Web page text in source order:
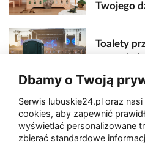
Twojego
Toalety
sceny,
Dbamy o Twoją
Serwis lubuskie24.pl oraz
cookies, aby zapewnić
wyświetlać personalizowane
zbierać standardowe